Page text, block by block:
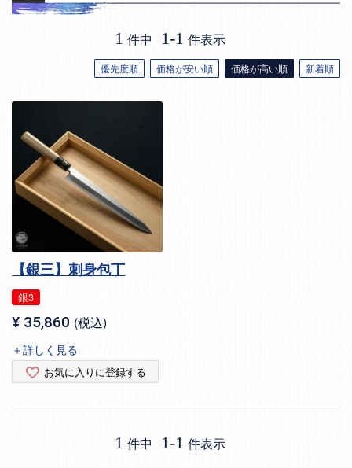
優先度順 価格が安い順 価格が高い順 新着順
1 件中 1-1 件表示
【銀三】刺身包丁
銀3
¥ 35,860 税込
＋詳しく見る
お気に入りに登録する
1 件中 1-1 件表示